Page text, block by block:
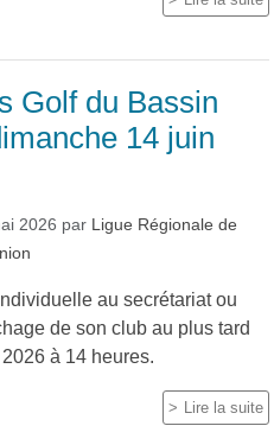
Golf du Bassin
14 juin
2026 par Ligue Régionale de
au secrétariat ou
de son club au plus tard
à 14 heures.
Lire la suite